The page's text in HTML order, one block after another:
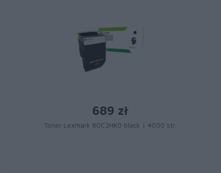
689 zł
Toner Lexmark 80C2HK0 black | 4000 str.